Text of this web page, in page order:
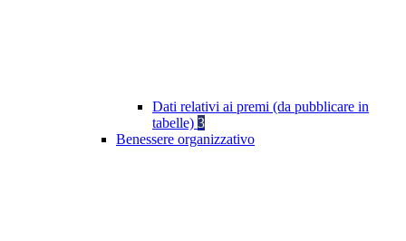
Dati relativi ai premi (da pubblicare in
tabelle) 3
Benessere organizzativo